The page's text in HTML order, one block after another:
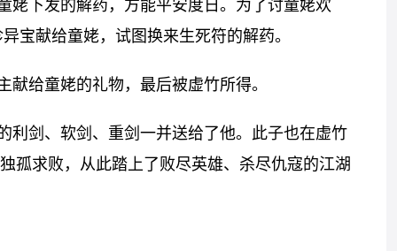
姥下发的解药，方能平安度日。为了讨童姥欢
宝献给童姥，试图换来生死符的解药。
给童姥的礼物，最后被虚竹所得。
利剑、软剑、重剑一并送给了他。此子也在虚竹
孤求败，从此踏上了败尽英雄、杀尽仇寇的江湖